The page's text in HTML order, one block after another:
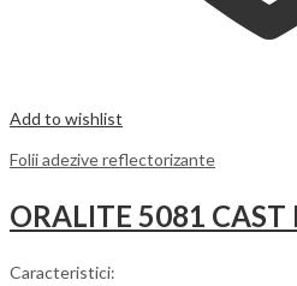
Add to wishlist
Folii adezive reflectorizante
ORALITE 5081 CAST
Caracteristici: